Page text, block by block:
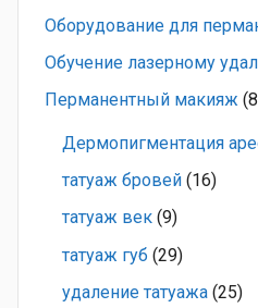
Оборудование для
Обучение лазерному
Перманентный макияж
Дермопигментация
татуаж бровей (16)
татуаж век (9)
татуаж губ (29)
удаление татуажа (25)